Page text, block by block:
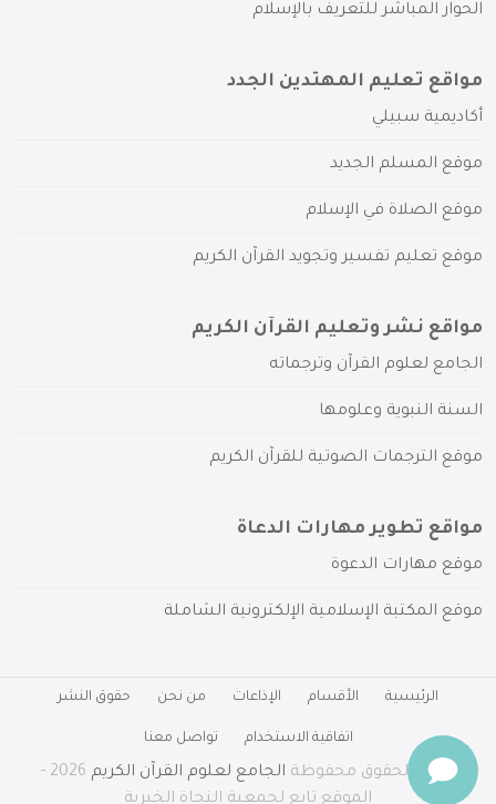
الحوار المباشر للتعريف بالإسلام
مواقع تعليم المهتدين الجدد
أكاديمية سبيلي
موقع المسلم الجديد
موقع الصلاة في الإسلام
موقع تعليم تفسير وتجويد القرآن الكريم
مواقع نشر وتعليم القرآن الكريم
الجامع لعلوم القرآن وترجماته
السنة النبوية وعلومها
موقع الترجمات الصوتية للقرآن الكريم
مواقع تطوير مهارات الدعاة
موقع مهارات الدعوة
موقع المكتبة الإسلامية الإلكترونية الشاملة
الرئيسية الأقسام الإذاعات من نحن حقوق النشر
اتفاقية الاستخدام تواصل معنا
جميع الحقوق محفوظة الجامع لعلوم القرآن الكريم
2026 -
الموقع تابع لجمعية النجاة الخيرية